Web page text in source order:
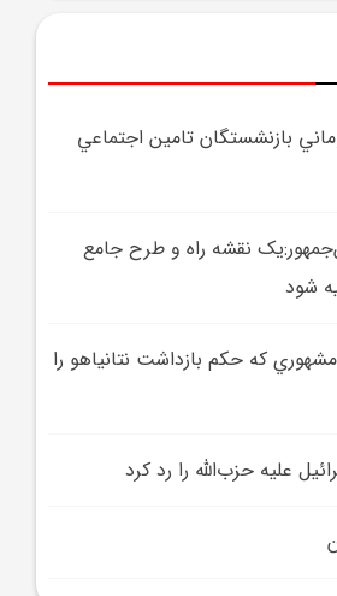
توماني بازنشستگان تامين اجتماعي
نقشه راه و طرح جامع
شود
که حکم بازداشت نتانياهو را
عليه حزب‌الله را رد کرد